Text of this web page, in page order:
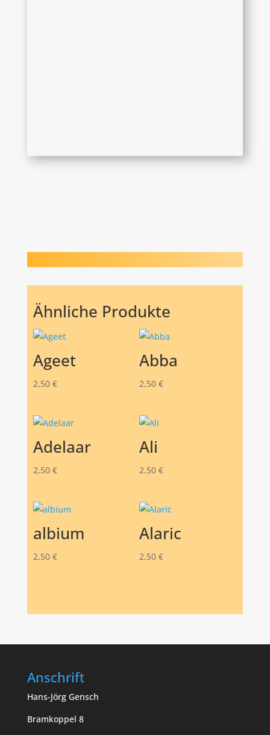
Ähnliche Produkte
Ageet
2,50 €
Abba
2,50 €
Adelaar
2,50 €
Ali
2,50 €
albium
2,50 €
Alaric
2,50 €
Anschrift
Hans-Jörg Gensch
Bramkoppel 8